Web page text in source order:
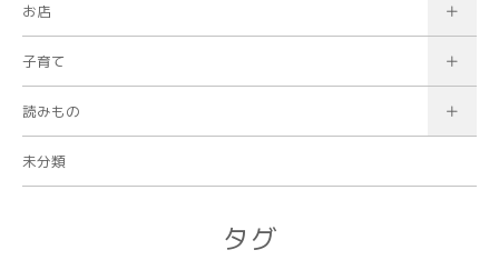
お店
子育て
読みもの
未分類
タグ